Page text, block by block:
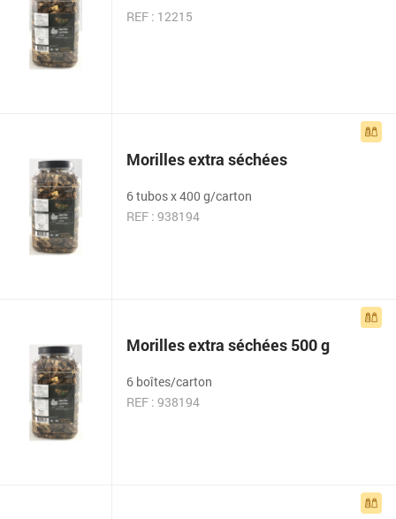
REF : 12215
Morilles extra séchées
6 tubos x 400 g/carton
REF : 938194
Morilles extra séchées 500 g
6 boîtes/carton
REF : 938194